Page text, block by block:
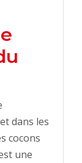
dans les
cocons
une